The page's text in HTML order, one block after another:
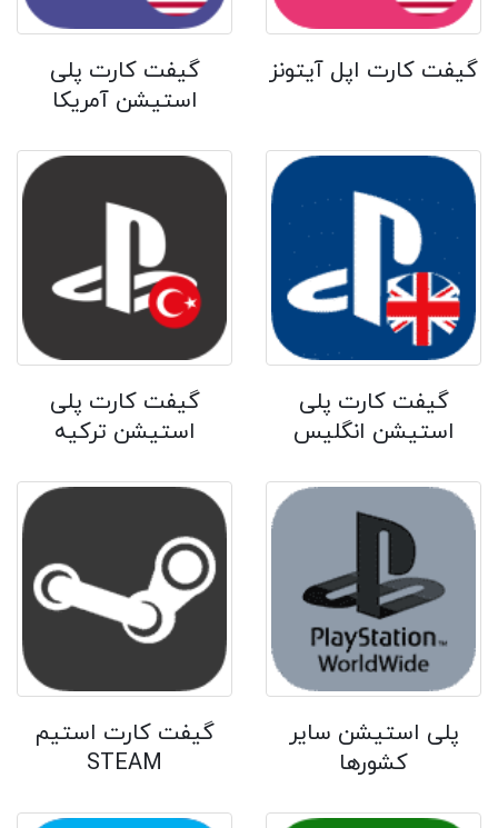
گیفت کارت اپل آیتونز
گیفت کارت پلی
استیشن آمریکا
گیفت کارت پلی
استیشن انگلیس
گیفت کارت پلی
استیشن ترکیه
پلی استیشن سایر
کشورها
گیفت کارت استیم
STEAM